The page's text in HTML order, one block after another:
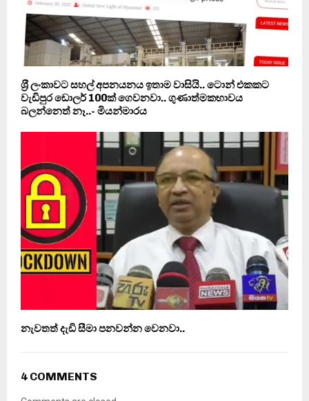
ශ‍්‍රී ලංකාවට සහල් අපනයනය ඉතාම වාසියි.. ටොන් එකකට
වැඩිපුර ඩොලර් 100ක් ගෙවනවා.. ගුණාත්මකභාවය
බලන්නෙත් නෑ..- මියන්මාරය
නැවතත් දැඩි සීමා පනවන්න වෙනවා..
4 COMMENTS